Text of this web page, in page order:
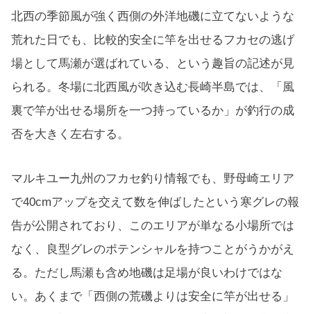
北西の季節風が強く西側の外洋地磯に立てないような
荒れた日でも、比較的安全に竿を出せるフカセの逃げ
場として馬瀬が選ばれている、という趣旨の記述が見
られる。冬場に北西風が吹き込む長崎半島では、「風
裏で竿が出せる場所を一つ持っているか」が釣行の成
否を大きく左右する。
マルキユー九州のフカセ釣り情報でも、野母崎エリア
で40cmアップを交えて数を伸ばしたという寒グレの報
告が公開されており、このエリアが単なる小場所では
なく、良型グレのポテンシャルを持つことがうかがえ
る。ただし馬瀬も含め地磯は足場が良いわけではな
い。あくまで「西側の荒磯よりは安全に竿が出せる」